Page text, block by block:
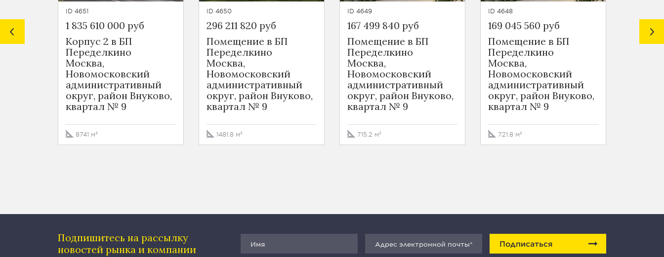
ID 4651
1 835 610 000 руб
Корпус 2 в БП
Переделкино
Москва,
Новомосковский
административный
округ, район Внуково,
квартал № 9
8741 м²
ID 4650
296 211 820 руб
Помещение в БП
Переделкино
Москва,
Новомосковский
административный
округ, район Внуково,
квартал № 9
1481.8 м²
ID 4649
167 499 840 руб
Помещение в БП
Переделкино
Москва,
Новомосковский
административный
округ, район Внуково,
квартал № 9
715.2 м²
ID 4648
169 045 560 руб
Помещение в БП
Переделкино
Москва,
Новомосковский
административный
округ, район Внуково,
квартал № 9
721.8 м²
449
Подпишитесь на рассылку
новостей рынка и компании
Подписаться